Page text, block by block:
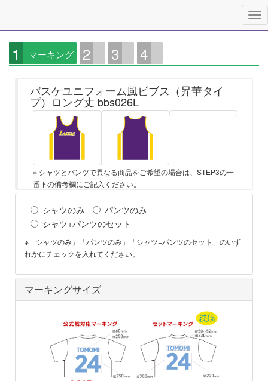
1 マーキング 2 3 4
バスケユニフォーム風ビブス（昇華タイ
プ）ロング丈 bbs026L
※ シャツとパンツで異なる商品をご希望の場合は、STEP3の一
番下の備考欄にご記入ください。
シャツのみ
パンツのみ
シャツ+パンツのセット
※「シャツのみ」「パンツのみ」「シャツ+パンツのセット」のいず
れかにチェックを入れてください。
マーキングサイズ